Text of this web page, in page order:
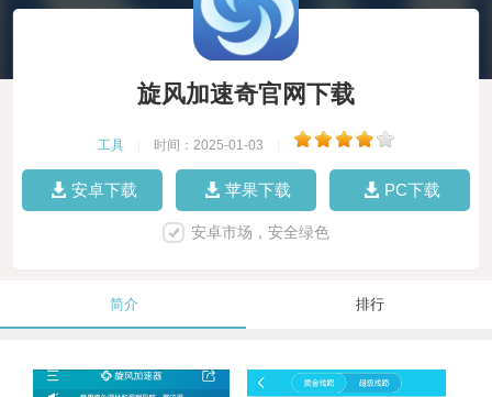
旋风加速奇官网下载
工具 时间：2025-01-03
安卓下载 苹果下载 PC下载
安卓市场，安全绿色
简介 排行